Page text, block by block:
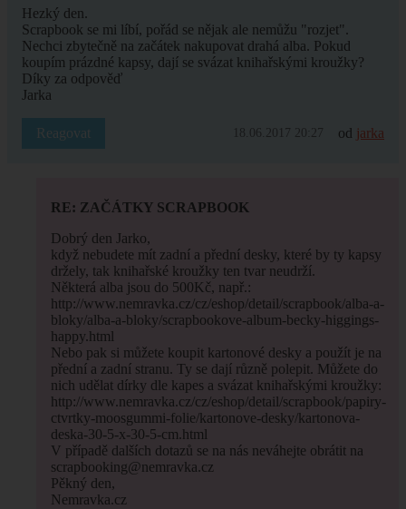
Hezký den.
Scrapbook se mi líbí, pořád se nějak ale nemůžu "rozjet".
Nechci zbytečně na začátek nakupovat drahá alba. Pokud
koupím prázdné kapsy, dají se svázat knihařskými kroužky?
Díky za odpověď
Jarka
Reagovat 18.06.2017 20:27 od jarka
RE: ZAČÁTKY SCRAPBOOK
Dobrý den Jarko,
když nebudete mít zadní a přední desky, které by ty kapsy
držely, tak knihařské kroužky ten tvar neudrží.
Některá alba jsou do 500Kč, např.:
http://www.nemravka.cz/cz/eshop/detail/scrapbook/alba-a-
bloky/alba-a-bloky/scrapbookove-album-becky-higgings-
happy.html
Nebo pak si můžete koupit kartonové desky a použít je na
přední a zadní stranu. Ty se dají různě polepit. Můžete do
nich udělat dírky dle kapes a svázat knihařskými kroužky:
http://www.nemravka.cz/cz/eshop/detail/scrapbook/papiry-
ctvrtky-moosgummi-folie/kartonove-desky/kartonova-
deska-30-5-x-30-5-cm.html
V případě dalších dotazů se na nás neváhejte obrátit na
scrapbooking@nemravka.cz
Pěkný den,
Nemravka.cz